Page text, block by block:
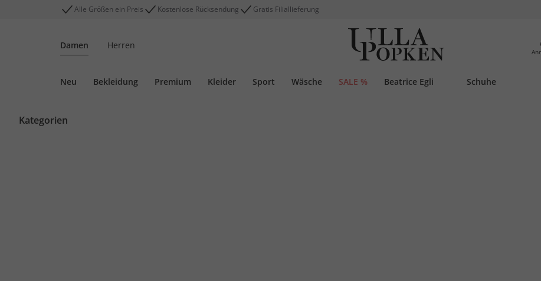
Alle Größen ein Preis Kostenlose Rücksendung Gratis Filiallieferung
Damen Herren
Neu Bekleidung Premium Kleider Sport Wäsche SALE % Beatrice Egli Schuhe
Kategorien